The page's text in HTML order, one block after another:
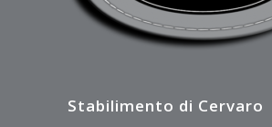
Stabilimento di Cervaro